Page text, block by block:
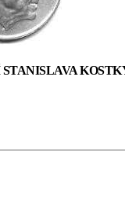
STANISLAVA